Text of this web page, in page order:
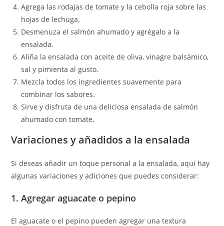
Agrega las rodajas de tomate y la cebolla roja sobre las
hojas de lechuga.
Desmenuza el salmón ahumado y agrégalo a la
ensalada.
Aliña la ensalada con aceite de oliva, vinagre balsámico,
sal y pimienta al gusto.
Mezcla todos los ingredientes suavemente para
combinar los sabores.
Sirve y disfruta de una deliciosa ensalada de salmón
ahumado con tomate.
Variaciones y añadidos a la ensalada
Si deseas añadir un toque personal a la ensalada, aquí hay
algunas variaciones y adiciones que puedes considerar:
1. Agregar aguacate o pepino
El aguacate o el pepino pueden agregar una textura